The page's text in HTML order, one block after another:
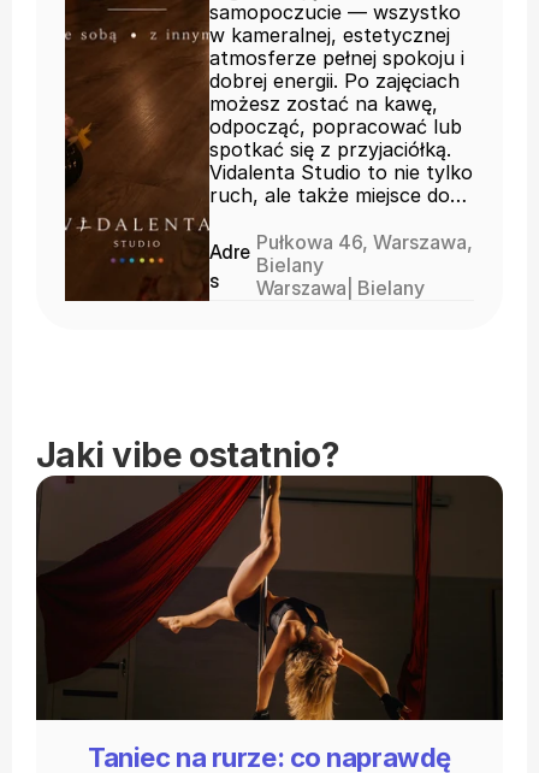
samopoczucie — wszystko
w kameralnej, estetycznej
atmosferze pełnej spokoju i
dobrej energii. Po zajęciach
możesz zostać na kawę,
odpocząć, popracować lub
spotkać się z przyjaciółką.
Vidalenta Studio to nie tylko
ruch, ale także miejsce do
Adre
s
Pułkowa 46, Warszawa,
Bielany
Warszawa Bielany
Jaki vibe ostatnio?
Taniec na rurze: co naprawdę